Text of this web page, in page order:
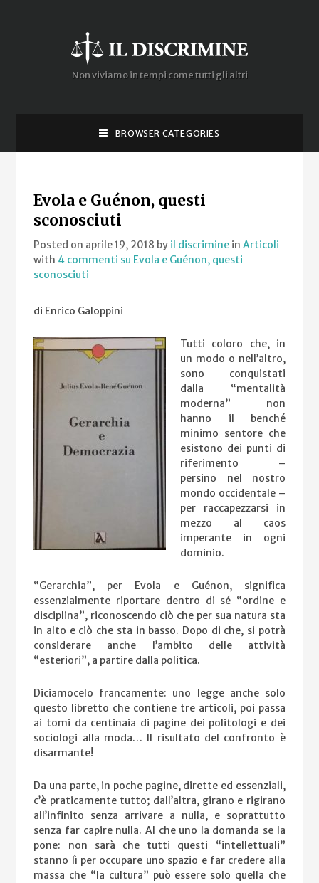
Non viviamo in tempi come tutti gli altri
BROWSER CATEGORIES
Evola e Guénon, questi
sconosciuti
Posted on aprile 19, 2018 by il discrimine inArticoli
with 4 commenti su Evola e Guénon, questi
sconosciuti
di Enrico Galoppini
Tutti coloro che, in
un modo o nell’altro,
sono conquistati
dalla “mentalità
moderna” non
hanno il benché
minimo sentore che
esistono dei punti di
riferimento –
persino nel nostro
mondo occidentale –
per raccapezzarsi in
mezzo al caos
imperante in ogni
dominio.
“Gerarchia”, per Evola e Guénon, significa
essenzialmente riportare dentro di sé “ordine e
disciplina”, riconoscendo ciò che per sua natura sta
in alto e ciò che sta in basso. Dopo di che, si potrà
considerare anche l’ambito delle attività
“esteriori”, a partire dalla politica.
Diciamocelo francamente: uno legge anche solo
questo libretto che contiene tre articoli, poi passa
ai tomi da centinaia di pagine dei politologi e dei
sociologi alla moda… Il risultato del confronto è
disarmante!
Da una parte, in poche pagine, dirette ed essenziali,
c’è praticamente tutto; dall’altra, girano e rigirano
all’infinito senza arrivare a nulla, e soprattutto
senza far capire nulla. Al che uno la domanda se la
pone: non sarà che tutti questi “intellettuali”
stanno lì per occupare uno spazio e far credere alla
massa che “la cultura” può essere solo quella che